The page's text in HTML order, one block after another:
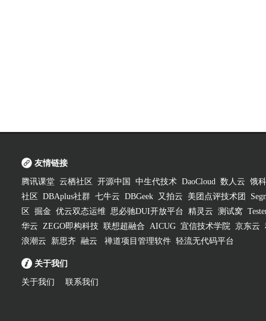
友情链接
腾讯课堂 云栖社区 开源中国 中生代技术 DaoCloud 数人云 饿
社区
DBAplus社群 七牛云 DBGeek 又拍云 美团点评技术团
区
掘金 优云双态运维 思必驰DUI开放平台 精灵云 测试窝
华云 ZEGO即构科技 联想超融合 AICUG 宜信技术学院 京东云
浪潮云
新思齐 融云 禅道项目管理软件 轻流无代码平台
关于我们
关于我们 联系我们